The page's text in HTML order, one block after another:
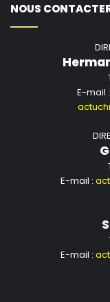
NOUS
E-mail :
E-mail :
E-mail :